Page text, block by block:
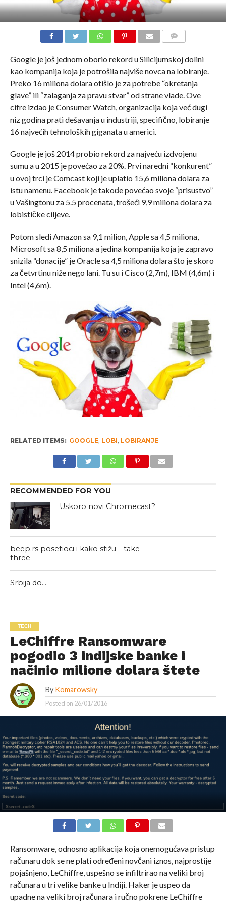
Google je još jednom oborio rekord u Silicijumskoj dolini
kao kompanija koja je potrošila najviše novca na lobiranje.
Preko 16 miliona dolara otišlo je za potrebe “okretanja
glave” ili “zalaganja za pravu stvar” od strane vlade. Ove
cifre izdao je Consumer Watch, organizacija koja već dugi
niz godina prati dešavanja u industriji, specifično, lobiranje
16 najvećih tehnoloških giganata u americi.
Google je još 2014 probio rekord za najveću izdvojenu
sumu a u 2015 je povećao za 20%. Prvi naredni “konkurent”
u ovoj trci je Comcast koji je uplatio 15,6 miliona dolara za
istu namenu. Facebook je takođe povećao svoje “prisustvo”
u Vašingtonu za 5.5 procenata, trošeći 9,9 miliona dolara za
lobističke ciljeve.
Potom sledi Amazon sa 9,1 milion, Apple sa 4,5 miliona,
Microsoft sa 8,5 miliona a jedina kompanija koja je zapravo
snizila “donacije” je Oracle sa 4,5 miliona dolara što je skoro
za četvrtinu niže nego lani. Tu su i Cisco (2,7m), IBM (4,6m) i
Intel (4,6m).
RELATED ITEMS: GOOGLE, LOBI LOBIRANJE
RECOMMENDED FOR YOU
Uskoro novi Chromecast?
beep.rs posetioci i kako stižu – take
three
Srbija do…
TECH
LeChiffre Ransomware
pogodio 3 indijske banke i
načinio milione dolara štete
By Komarowsky
Posted on 26/01/2016
Ransomware, odnosno aplikacija koja onemogućava pristup
računaru dok se ne plati određeni novčani iznos, najprostije
pojašnjeno, LeChiffre, uspešno se infiltrirao na veliki broj
računara u tri velike banke u Indiji. Haker je uspeo da
upadne na veliki broj računara i ručno pokrene LeChiffre